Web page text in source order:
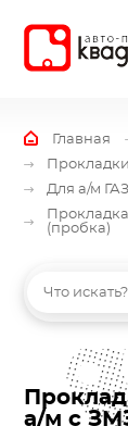
Главная
Для а/м
(пробка)
а/м с